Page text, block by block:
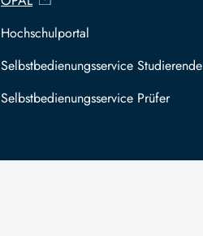
Hochschulportal
Selbstbedienungsservice Studierende
Selbstbedienungsservice Prüfer